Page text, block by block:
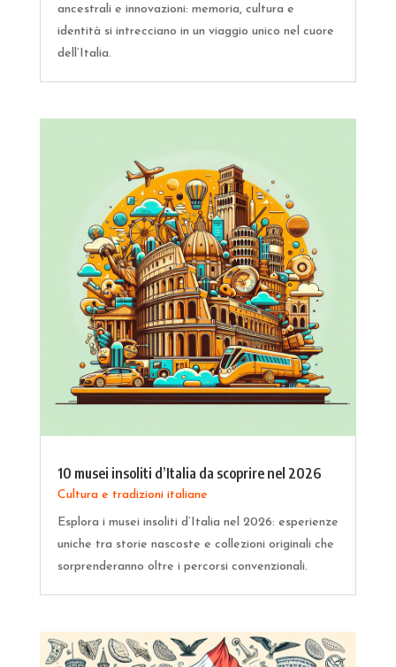
ancestrali e innovazioni: memoria, cultura e
identità si intrecciano in un viaggio unico nel cuore
dell’Italia.
10 musei insoliti d’Italia da scoprire nel 2026
Cultura e tradizioni italiane
Esplora i musei insoliti d’Italia nel 2026: esperienze
uniche tra storie nascoste e collezioni originali che
sorprenderanno oltre i percorsi convenzionali.